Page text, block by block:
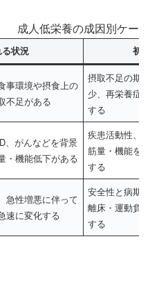
成人低栄養の成因別ケー
状況 初
事環境や摂食上の
不足がある
摂取不足の期
少、再栄養症
する
、がんなどを背景
・機能低下がある
疾患活動性、
筋量・機能を
する
急性増悪に伴って
速に変化する
安全性と病期
離床・運動負
する